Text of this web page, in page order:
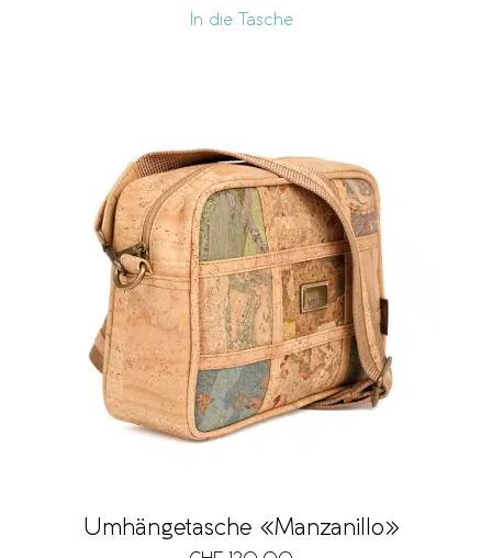
In die Tasche
Umhängetasche «Manzanillo»